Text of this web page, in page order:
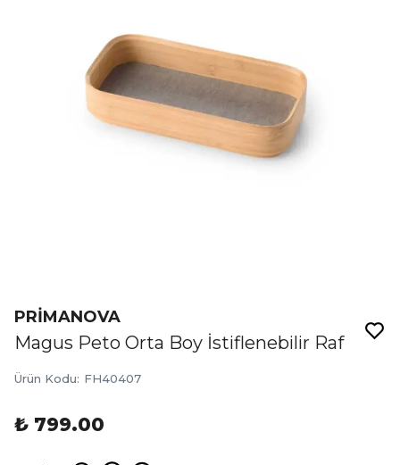
PRİMANOVA
Magus Peto Orta Boy İstiflenebilir Raf
Ürün Kodu: FH40407
₺ 799.00